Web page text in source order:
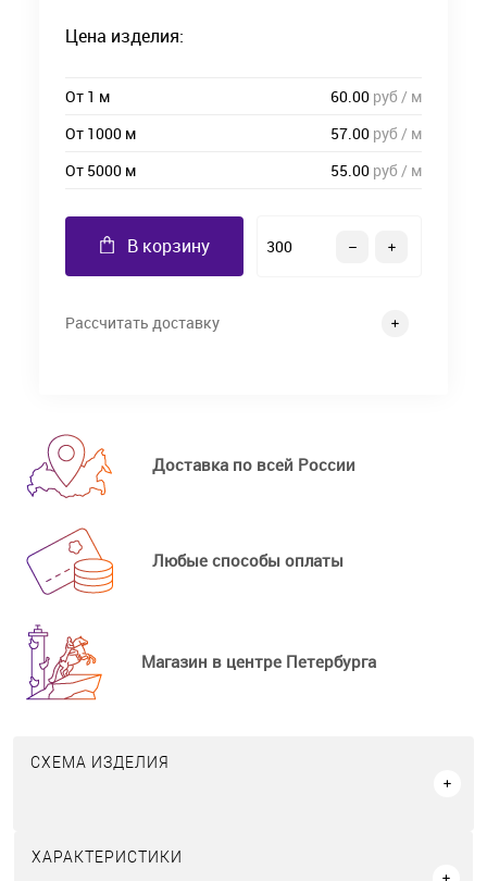
Цена изделия:
От 1 м 60.00 руб / м
От 1000 м
57.00 руб / м
От 5000 м
55.00 руб / м
В корзину
Рассчитать доставку
Доставка по всей России
Любые способы оплаты
Магазин в центре Петербурга
СХЕМА ИЗДЕЛИЯ
ХАРАКТЕРИСТИКИ